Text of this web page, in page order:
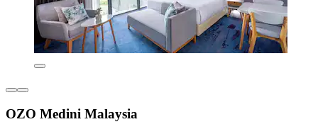
OZO Medini Malaysia